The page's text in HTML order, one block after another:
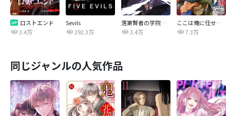
ロストエンド
3.4万
5evils
292.3万
落第賢者の学院無双 ～二度目の転生、Ｓランクチート魔術師冒険録～
3.4万
ここは俺に任せて先に行けと言ってから10年がたったら伝説になっていた。
7.3万
同じジャンルの人気作品